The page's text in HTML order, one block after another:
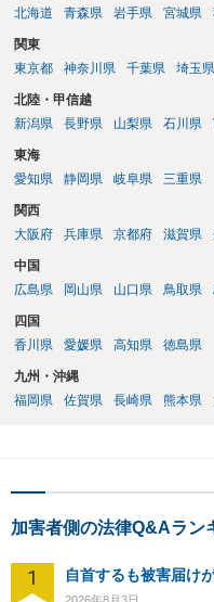
北海道
青森県 岩手県 宮城県
関東
東京都
神奈川県 千葉県 埼玉県
北陸・甲信越
新潟県
長野県 山梨県 石川県
東海
愛知県
静岡県 岐阜県 三重県
関西
大阪府
兵庫県 京都府 滋賀県
中国
広島県
岡山県 山口県 鳥取県
四国
香川県
愛媛県 高知県 徳島県
九州・沖縄
福岡県
佐賀県 長崎県 熊本県
加害者側の法律Q&Aラン
1 自首するも被害届け